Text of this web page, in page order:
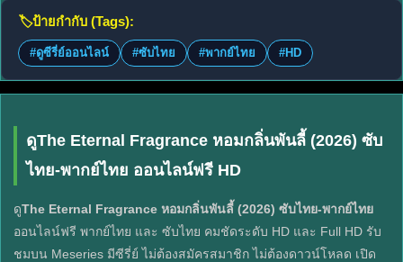
🏷️ป้ายกำกับ (Tags):
#ดูซีรี่ย์ออนไลน์ #ซับไทย #พากย์ไทย #HD
ดูThe Eternal Fragrance หอมกลิ่นพันลี้ (2026) ซับ
ไทย-พากย์ไทย ออนไลน์ฟรี HD
ดูThe Eternal Fragrance หอมกลิ่นพันลี้ (2026) ซับไทย-พากย์ไทย
ออนไลน์ฟรี พากย์ไทย และ ซับไทย คมชัดระดับ HD และ Full HD รับ
ชมบน Meseries มีซีรี่ย์ ไม่ต้องสมัครสมาชิก ไม่ต้องดาวน์โหลด เปิด